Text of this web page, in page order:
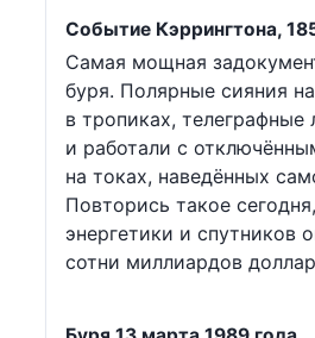
Событие Кэррингтона,
Самая мощная
буря. Полярные сияния
в тропиках, телеграфные
и работали с
на токах, наведённых
Повторись такое
энергетики и спутников
сотни миллиардов